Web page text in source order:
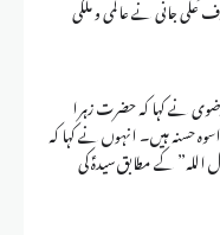
علی جانی نے عالمی و ملکی
نے کہا کہ حضرت زہرا
حسنہ ہیں۔ انہوں نے کہا کہ
الله” کے مطابق سیدہؑ کی